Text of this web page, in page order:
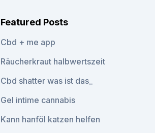
Featured Posts
Cbd + me app
Räucherkraut halbwertszeit
Cbd shatter was ist das_
Gel intime cannabis
Kann hanföl katzen helfen